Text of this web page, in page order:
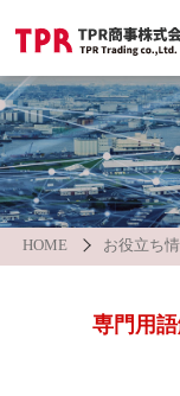
製品情報
遠赤外線ヒータ
各種装置
温度調節弁
産業・環境機器
納入事例
会社案内
TPRグループについ
環境への取組
お問い合わせ
HOME お役立ち
専門用